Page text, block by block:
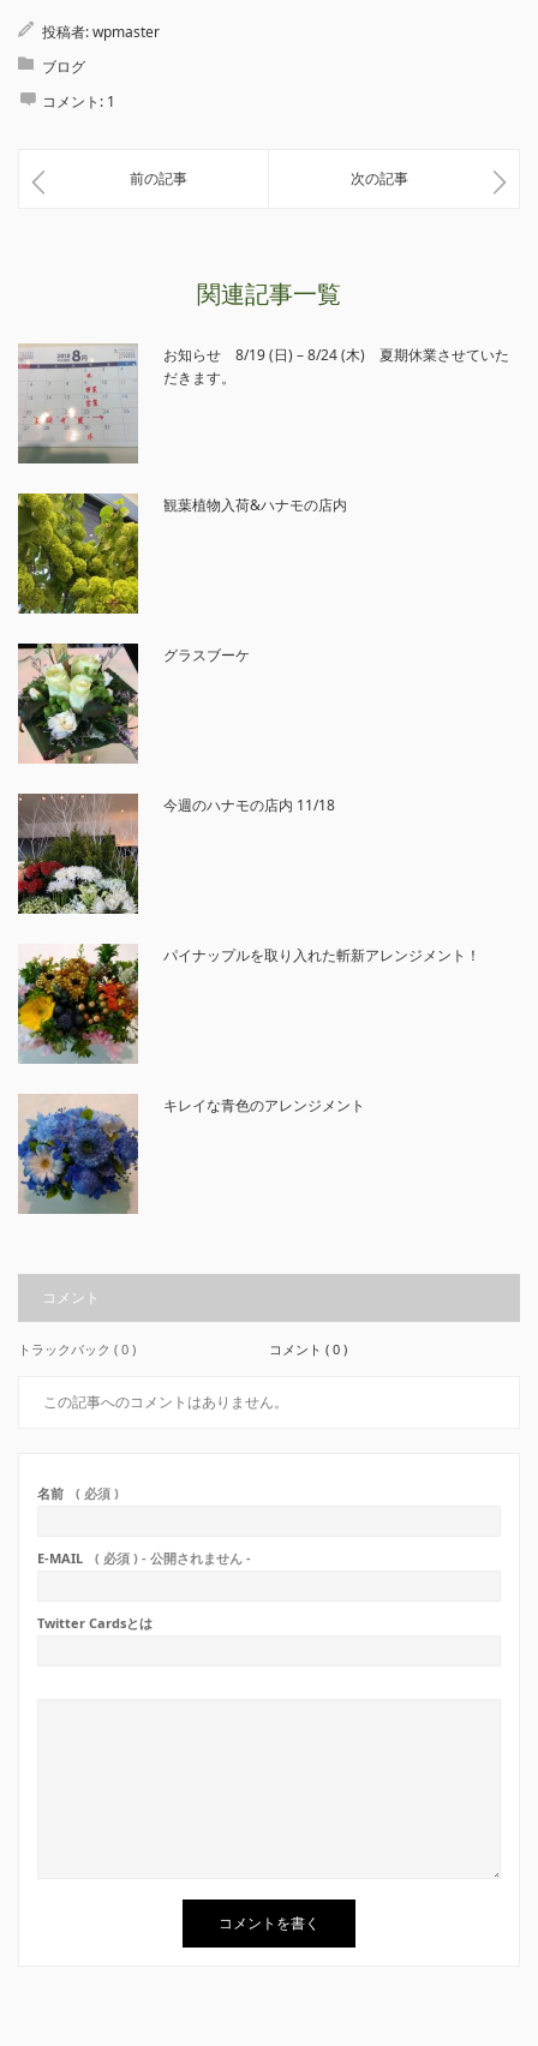
投稿者:wpmaster
ブログ
コメント: 1
前の記事 次の記事
関連記事一覧
お知らせ 8/19 (日) – 8/24 (木) 夏期休業させていた
だきます。
観葉植物入荷&ハナモの店内
グラスブーケ
今週のハナモの店内 11/18
パイナップルを取り入れた斬新アレンジメント！
キレイな青色のアレンジメント
コメント
トラックバック ( 0 ) コメント ( 0 )
この記事へのコメントはありません。
名前 ( 必須 )
E-MAIL ( 必須 ) - 公開されません -
Twitter Cardsとは